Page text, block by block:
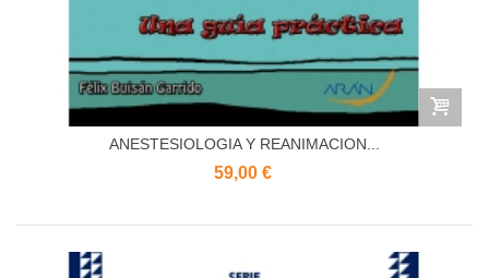
ANESTESIOLOGIA Y REANIMACION...
59,00 €